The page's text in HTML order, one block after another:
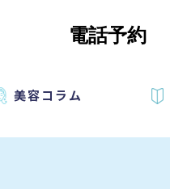
電話予約
美容コラム